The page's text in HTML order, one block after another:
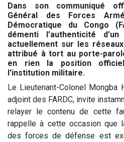
Dans son communiqué
Général des Forces
Démocratique du Congo
démenti l’authenticité
actuellement sur les
attribué à tort au porte-
en rien la position
l'institution militaire.
Le Lieutenant-Colonel Mongba
adjoint des FARDC, invite
relayer le contenu de cette
rappelle à cette occasion que
des forces de défense est